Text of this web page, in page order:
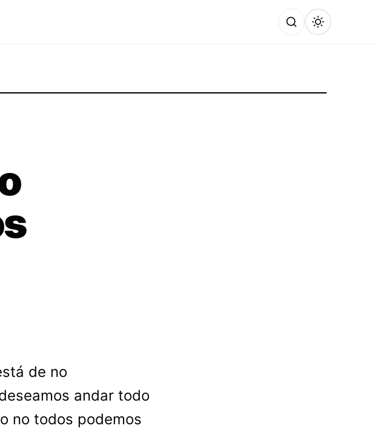
de no
andar todo
no todos podemos